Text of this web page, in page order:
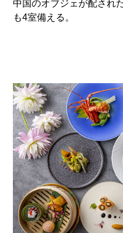
中国のオブジェが配され
も4室備える。